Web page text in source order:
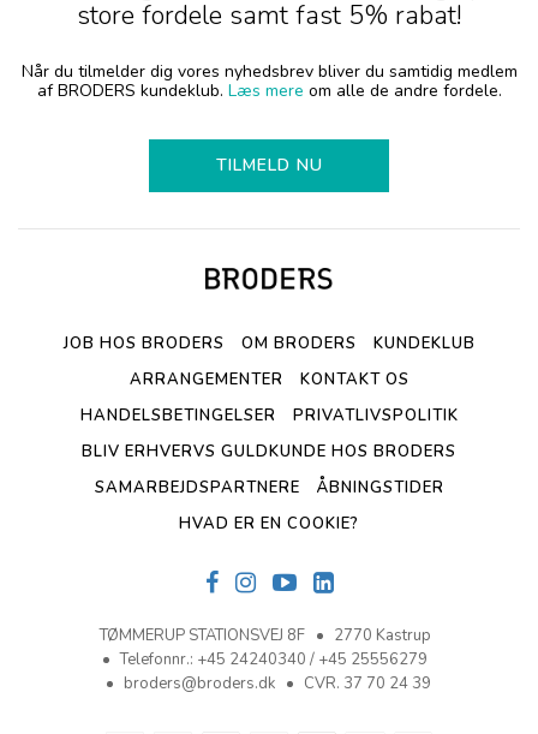
store fordele samt fast 5% rabat!
Når du tilmelder dig vores nyhedsbrev bliver du samtidig medlem
af BRODERS kundeklub. Læs mere om alle de andre fordele.
TILMELD NU
JOB HOS BRODERS OM BRODERS
KUNDEKLUB
ARRANGEMENTER
KONTAKT OS
HANDELSBETINGELSER
PRIVATLIVSPOLITIK
BLIV ERHVERVS GULDKUNDE HOS BRODERS
SAMARBEJDSPARTNERE
ÅBNINGSTIDER
HVAD ER EN COOKIE?
TØMMERUP STATIONSVEJ 8F
2770 Kastrup
Telefonnr.: +45 24240340 / +45 25556279
broders@broders.dk
CVR. 37 70 24 39